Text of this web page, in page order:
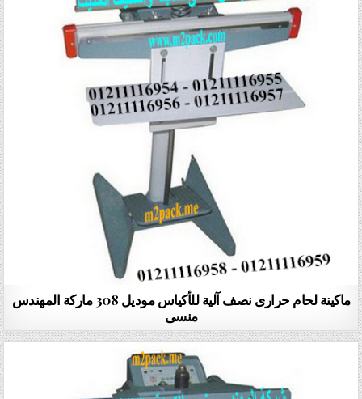
ماكينة لحام حرارى نصف آلية للأكياس موديل 308 ماركة المهندس
منسى